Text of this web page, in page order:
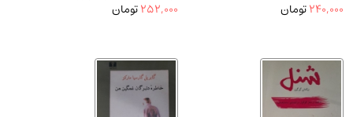
240,000تومان
252,000تومان